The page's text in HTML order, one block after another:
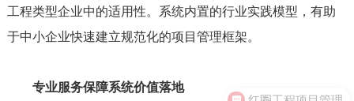
工程类型企业中的适用性。系统内置的行业实践模型，有助
于中小企业快速建立规范化的项目管理框架。
专业服务保障系统价值落地